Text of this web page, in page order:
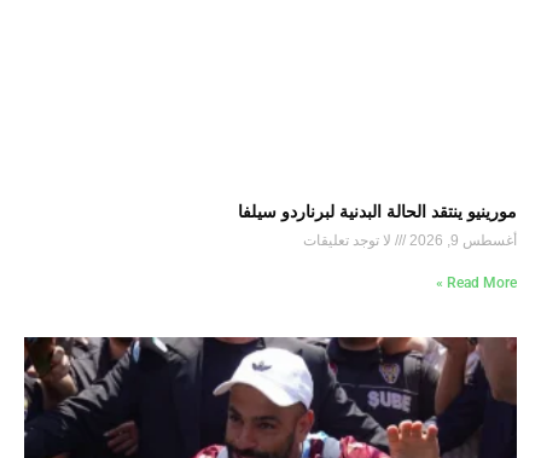
مورينيو ينتقد الحالة البدنية لبرناردو سيلفا
أغسطس 9, 2026 لا توجد تعليقات
Read More »